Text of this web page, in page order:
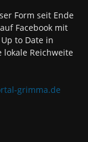
Form seit Ende
Facebook mit
to Date in
Reichweite
grimma.de